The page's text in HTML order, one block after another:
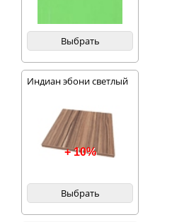
Выбрать
Индиан эбони светлый
+ 10%
Выбрать